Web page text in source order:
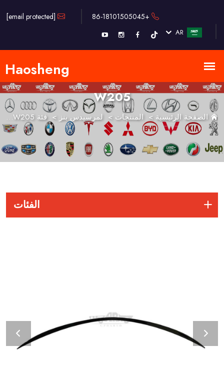
+86-18101505045
[email protected]
AR
W205
الصفحة الرئيسية >المنتجات > لمرسيدس بنز >فئة C >W205
الفئات